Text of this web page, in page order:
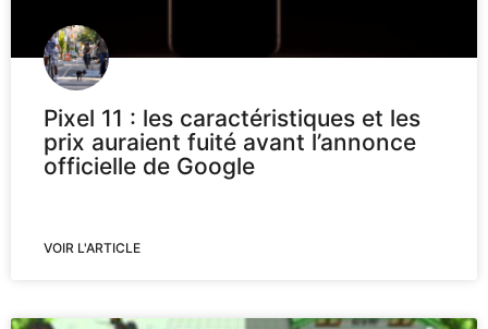
Pixel 11 : les caractéristiques et les
prix auraient fuité avant l’annonce
officielle de Google
VOIR L'ARTICLE